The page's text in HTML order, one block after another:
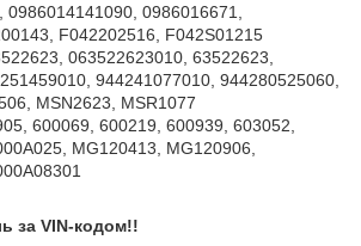
0986014141090, 0986016671,
F042202516, F042S01215
063522623010, 63522623,
944241077010, 944280525060,
MSN2623, MSR1077
600069, 600219, 600939, 603052,
MG120413, MG120906,
за VIN-кодом!!